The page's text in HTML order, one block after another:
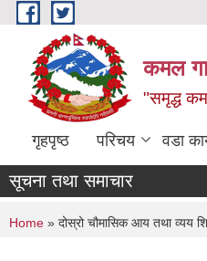
Skip to main content
कमल
"समृद्ध
गृहपृष्ठ परिचय वडा
सूचना तथा समाचार
You are here
Home » दोस्रो चौमासिक आय तथा व्यय